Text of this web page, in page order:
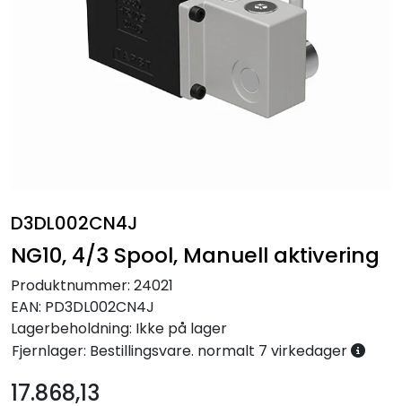
D3DL002CN4J
NG10, 4/3 Spool, Manuell aktivering
Produktnummer: 24021
EAN: PD3DL002CN4J
Lagerbeholdning: Ikke på lager
Fjernlager: Bestillingsvare. normalt 7 virkedager
17.868,13